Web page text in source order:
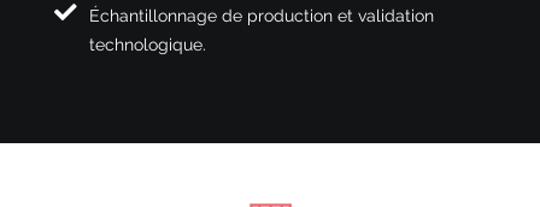
Échantillonnage de production et validation
technologique.